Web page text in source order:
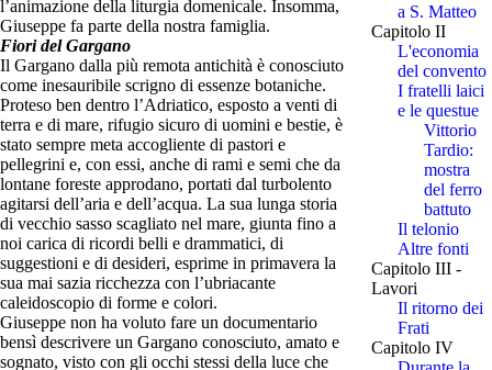
l’animazione della liturgia domenicale. Insomma,
Giuseppe fa parte della nostra famiglia.
Fiori del Gargano
Il Gargano dalla più remota antichità è conosciuto
come inesauribile scrigno di essenze botaniche.
Proteso ben dentro l’Adriatico, esposto a venti di
terra e di mare, rifugio sicuro di uomini e bestie, è
stato sempre meta accogliente di pastori e
pellegrini e, con essi, anche di rami e semi che da
lontane foreste approdano, portati dal turbolento
agitarsi dell’aria e dell’acqua. La sua lunga storia
di vecchio sasso scagliato nel mare, giunta fino a
noi carica di ricordi belli e drammatici, di
suggestioni e di desideri, esprime in primavera la
sua mai sazia ricchezza con l’ubriacante
caleidoscopio di forme e colori.
Giuseppe non ha voluto fare un documentario
bensì descrivere un Gargano conosciuto, amato e
sognato, visto con gli occhi stessi della luce che
a S. Matteo
Capitolo II
L'economia
del convento
I fratelli laici
e le questue
Vittorio
Tardio:
mostra
del ferro
battuto
Il telonio
Altre fonti
Capitolo III -
Lavori
Il ritorno dei
Frati
Capitolo IV